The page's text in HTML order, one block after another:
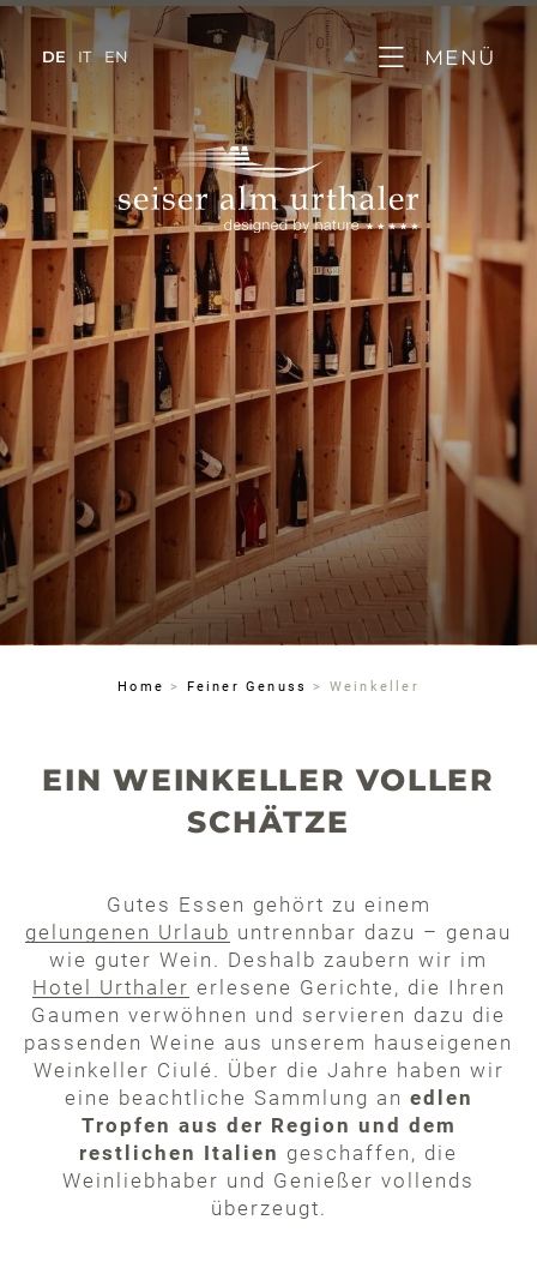
DE IT EN MENÜ
Home> Feiner Genuss> Weinkeller
EIN WEINKELLER VOLLER
SCHÄTZE
Gutes Essen gehört zu einem
gelungenen Urlaub untrennbar dazu – genau
wie guter Wein. Deshalb zaubern wir im
Hotel Urthaler erlesene Gerichte, die Ihren
Gaumen verwöhnen und servieren dazu die
passenden Weine aus unserem hauseigenen
Weinkeller Ciulé. Über die Jahre haben wir
eine beachtliche Sammlung an edlen
Tropfen aus der Region und dem
restlichen Italien geschaffen, die
Weinliebhaber und Genießer vollends
überzeugt.